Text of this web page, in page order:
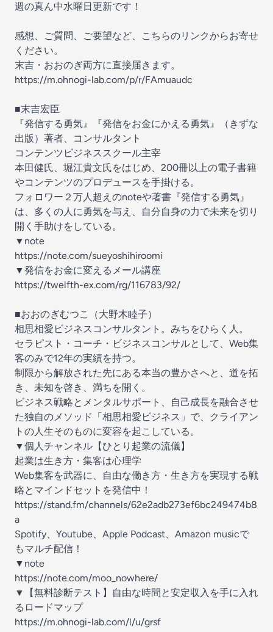
週の真ん中水曜日更新です！
感想、ご質問、ご要望など、こちらのリンクからお寄せ
ください。
末吉・おおのぎ両方に直接届きます。
https://m.ohnogi-lab.com/p/r/FAmuaudc
■末吉宏臣
『発信する勇気』『発信をお金にかえる勇気』（きずな
出版）著者、コンサルタント
コンテンツビジネススクール主宰
本田健氏、堀江貴文氏をはじめ、200冊以上の電子書籍
やコンテンツのプロデュースを手掛ける。
フォロワー２万人超えのnoteや著書『発信する勇気』
は、多くの人に勇気を与え、自分自身の力で未来を切り
開く手助けをしている。
▼note
https://note.com/sueyoshihiroomi
▼発信をお金に変えるメール講座
https://twelfth-ex.com/rg/116783/92/
■おおのぎむつこ（大野木睦子）
相思相愛ビジネスコンサルタント。みちをひらく人。
セラピスト・コーチ・ビジネスコンサルとして、Web集
客のみで12年の実績を持つ。
制限から解放された先にある本当の豊かさへと、道を拓
き、未知を啓き、満ちを開く。
ビジネス戦略とメンタルサポート、自己成長を融合させ
た独自のメソッド「相思相愛ビジネス」で、クライアン
トの人生そのものに変容を起こしている。
▼個人チャンネル【ひとり起業の流儀】
起業は生き方・集客は心理学
Web集客を武器に、自由な働き方・生き方を実現する戦
略とマインドセットを発信中！
https://stand.fm/channels/62e2adb273ef6bc249474b8
a
Spotify、Youtube、Apple Podcast、Amazon musicで
もマルチ配信！
▼note
https://note.com/moo_nowhere/
▼【無料診断テスト】自由な時間と安定収入を手に入れ
るロードマップ
https://m.ohnogi-lab.com/l/u/grsf